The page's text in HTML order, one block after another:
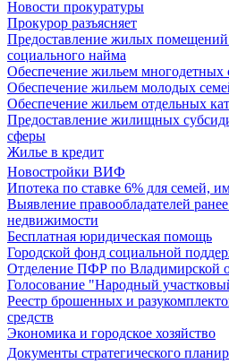
Новости прокуратуры
Прокурор разъясняет
Предоставление жилых
социального найма
Обеспечение жильем многодетных
Обеспечение жильем молодых
Обеспечение жильем отдельных
Предоставление жилищных
сферы
Жилье в кредит
Новостройки ВИФ
Ипотека по ставке 6% для семей,
Выявление правообладателей
недвижимости
Бесплатная юридическая помощь
Городской фонд социальной
Отделение ПФР по Владимирской
Голосование "Народный
Реестр брошенных и
средств
Экономика и городское хозяйство
Документы стратегического